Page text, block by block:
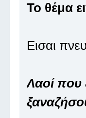
Το θέμα
Εισαι
Λαοί που